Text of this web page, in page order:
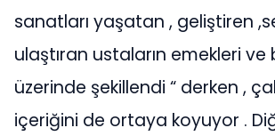
sanatları yaşatan , geliştiren
ulaştıran ustaların emekleri ve
üzerinde şekillendi “ derken ,
içeriğini de ortaya koyuyor .